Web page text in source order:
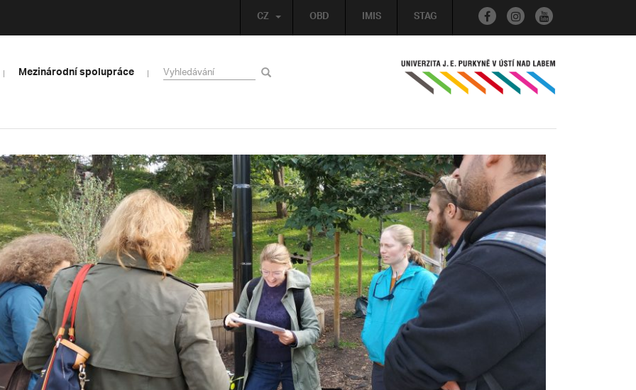
OBD IMIS STAG
CZ
Mezinárodní spolupráce